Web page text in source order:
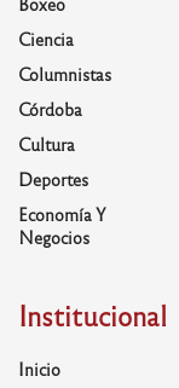
Ciencia
Columnistas
Córdoba
Cultura
Deportes
Economía Y
Negocios
Institucional
Inicio